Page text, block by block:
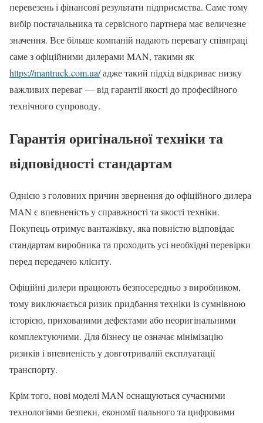
перевезень і фінансові результати підприємства. Саме тому
вибір постачальника та сервісного партнера має величезне
значення. Все більше компаній надають перевагу співпраці
саме з офіційними дилерами MAN, такими як
https://mantruck.com.ua/адже такий підхід відкриває низку
важливих переваг — від гарантії якості до професійного
технічного супроводу.
Гарантія оригінальної техніки та
відповідності стандартам
Однією з головних причин звернення до офіційного дилера
MAN є впевненість у справжності та якості техніки.
Покупець отримує вантажівку, яка повністю відповідає
стандартам виробника та проходить усі необхідні перевірки
перед передачею клієнту.
Офіційні дилери працюють безпосередньо з виробником,
тому виключається ризик придбання техніки із сумнівною
історією, прихованими дефектами або неоригінальними
комплектуючими. Для бізнесу це означає мінімізацію
ризиків і впевненість у довготривалій експлуатації
транспорту.
Крім того, нові моделі MAN оснащуються сучасними
технологіями безпеки, економії пального та цифровими